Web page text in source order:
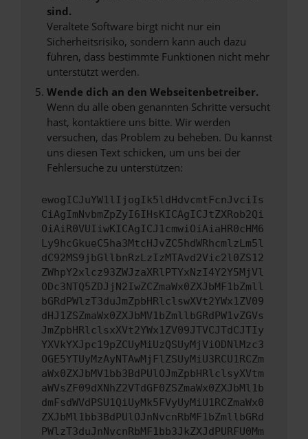
sind.
Veraltete Software birgt nicht nur ein
Sicherheitsrisiko, sondern kann auch dazu
führen, dass bestimmte Funktionen nicht mehr
unterstützt werden.
Wende dich an den Webseitenbetreiber.
Wenn du alle oben genannten Schritte versucht
hast, kontaktiere uns bitte. Wir werden
versuchen, das Problem zu beheben. Du kannst
uns diesen Text schicken, um uns bei der
Fehlersuche zu unterstützen:
ewogICJuYW1lIjogIk5ldHdvcmtFcnJvciIs
CiAgImNvbmZpZyI6IHsKICAgICJtZXRob2Qi
OiAiR0VUIiwKICAgICJ1cmwiOiAiaHR0cHM6
Ly9hcGkueC5ha3MtcHJvZC5hdWRhcmlzLm5l
dC92MS9jbGllbnRzLzIzMTAvd2Vic2l0ZS12
ZWhpY2xlcz93ZWJzaXRlPTYxNzI4Y2Y5MjVl
ODc3NTQ5ZDJjN2IwZCZmaWx0ZXJbMF1bZmll
bGRdPWlzT3duJmZpbHRlclswXVt2YWx1ZV09
dHJ1ZSZmaWx0ZXJbMV1bZmllbGRdPW1vZGVs
JmZpbHRlclsxXVt2YWx1ZV09JTVCJTdCJTIy
YXVkYXJpc19pZCUyMiUzQSUyMjViODNlMzc3
OGE5YTUyMzAyNTAwMjFlZSUyMiU3RCU1RCZm
aWx0ZXJbMV1bb3BdPUlOJmZpbHRlclsyXVtm
aWVsZF09dXNhZ2VTdGF0ZSZmaWx0ZXJbMl1b
dmFsdWVdPSU1QiUyMk5FVyUyMiU1RCZmaWx0
ZXJbMl1bb3BdPUlOJnNvcnRbMF1bZmllbGRd
PWlzT3duJnNvcnRbMF1bb3JkZXJdPURFU0Mm